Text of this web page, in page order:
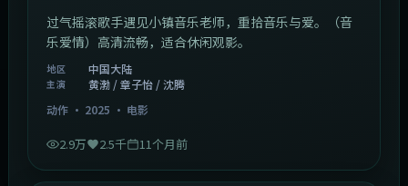
过气摇滚歌手遇见小镇音乐老师，重拾音乐与爱。（音
乐爱情）高清流畅，适合休闲观影。
地区 中国大陆
主演
黄渤 / 章子怡 / 沈腾
动作· 2025 · 电影
2.9万 2.5千 11个月前